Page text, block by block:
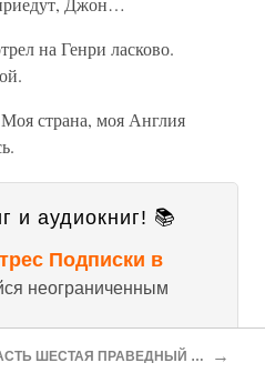
на Генри ласково.
страна, моя Англия
и аудиокниг! 📚
Подписки в
неограниченным
ЧАСТЬ ШЕСТАЯ ПРАВЕДНЫЙ ЗАКОН →